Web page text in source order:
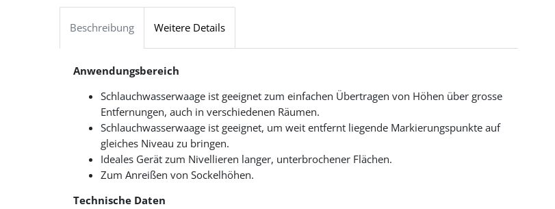
Beschreibung Weitere Details
Anwendungsbereich
Schlauchwasserwaage ist geeignet zum einfachen Übertragen von Höhen über grosse
Entfernungen, auch in verschiedenen Räumen.
Schlauchwasserwaage ist geeignet, um weit entfernt liegende Markierungspunkte auf
gleiches Niveau zu bringen.
Ideales Gerät zum Nivellieren langer, unterbrochener Flächen.
Zum Anreißen von Sockelhöhen.
Technische Daten